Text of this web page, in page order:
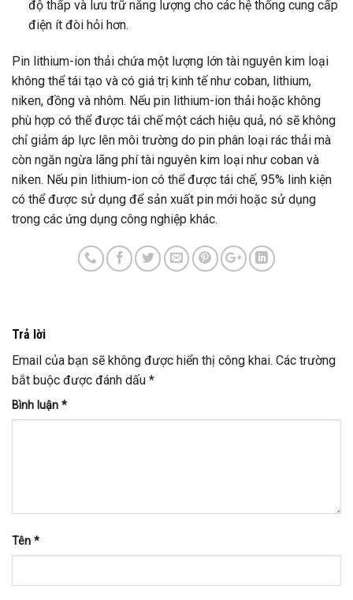
độ thấp và lưu trữ năng lượng cho các hệ thống cung cấp
điện ít đòi hỏi hơn.
Pin lithium-ion thải chứa một lượng lớn tài nguyên kim loại
không thể tái tạo và có giá trị kinh tế như coban, lithium,
niken, đồng và nhôm. Nếu pin lithium-ion thải hoặc không
phù hợp có thể được tái chế một cách hiệu quả, nó sẽ không
chỉ giảm áp lực lên môi trường do pin phân loại rác thải mà
còn ngăn ngừa lãng phí tài nguyên kim loại như coban và
niken. Nếu pin lithium-ion có thể được tái chế, 95% linh kiện
có thể được sử dụng để sản xuất pin mới hoặc sử dụng
trong các ứng dụng công nghiệp khác.
Trả lời
Email của bạn sẽ không được hiển thị công khai. Các trường
bắt buộc được đánh dấu *
Bình luận *
Tên *